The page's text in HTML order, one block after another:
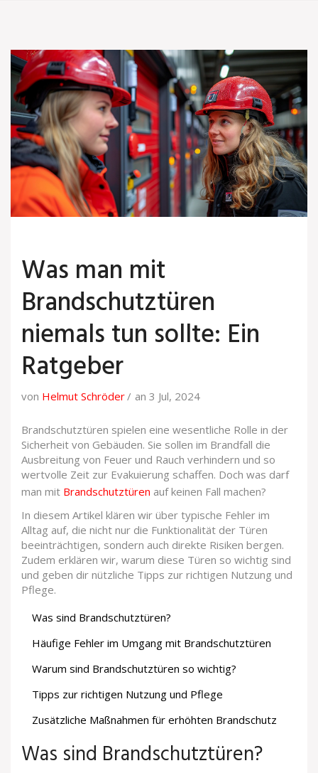
Was man mit
Brandschutztüren
niemals tun sollte: Ein
Ratgeber
von Helmut Schröder an 3 Jul, 2024
Brandschutztüren spielen eine wesentliche Rolle in der
Sicherheit von Gebäuden. Sie sollen im Brandfall die
Ausbreitung von Feuer und Rauch verhindern und so
wertvolle Zeit zur Evakuierung schaffen. Doch was darf
man mit Brandschutztüren auf keinen Fall machen?
In diesem Artikel klären wir über typische Fehler im
Alltag auf, die nicht nur die Funktionalität der Türen
beeinträchtigen, sondern auch direkte Risiken bergen.
Zudem erklären wir, warum diese Türen so wichtig sind
und geben dir nützliche Tipps zur richtigen Nutzung und
Pflege.
Was sind Brandschutztüren?
Häufige Fehler im Umgang mit Brandschutztüren
Warum sind Brandschutztüren so wichtig?
Tipps zur richtigen Nutzung und Pflege
Zusätzliche Maßnahmen für erhöhten Brandschutz
Was sind Brandschutztüren?